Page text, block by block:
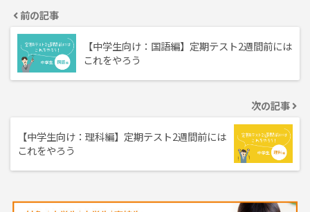
前の記事
【中学生向け：国語編】定期テスト2週間前には
これをやろう
次の記事
【中学生向け：理科編】定期テスト2週間前には
これをやろう